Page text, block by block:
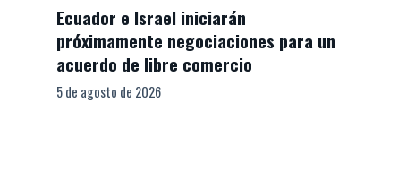
Ecuador e Israel iniciarán
próximamente negociaciones para un
acuerdo de libre comercio
5 de agosto de 2026